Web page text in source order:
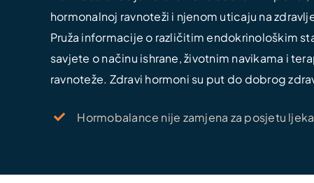
hormonalnoj ravnoteži i njenom uticaju na
Pruža informacije o različitim endokrinološkim
savjete o načinu ishrane, životnim navikama i
ravnoteže. Zdravi hormoni su put do dobrog
Hormobalance nije zamjena za posjetu